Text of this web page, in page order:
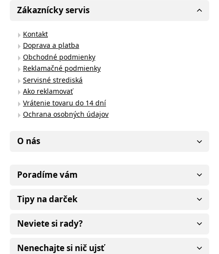
Zákaznícky servis
Kontakt
Doprava a platba
Obchodné podmienky
Reklamačné podmienky
Servisné strediská
Ako reklamovať
Vrátenie tovaru do 14 dní
Ochrana osobných údajov
O nás
Poradíme vám
Tipy na darček
Neviete si rady?
Nenechajte si nič ujsť